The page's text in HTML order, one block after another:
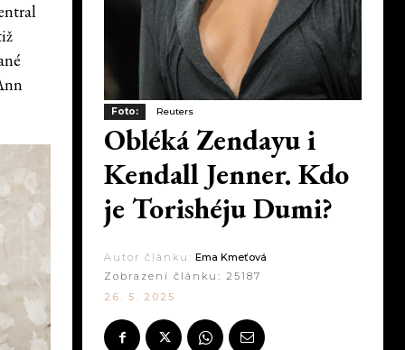
Foto: Reuters
Obléká Zendayu i
Kendall Jenner. Kdo
je Torishéju Dumi?
Autor článku: Ema Kmeťová
Zobrazení článku: 25187
26. 5. 2025